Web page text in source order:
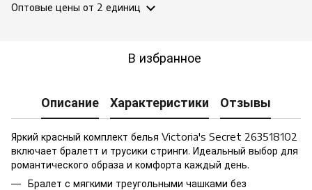
Оптовые цены от 2 единиц
В избранное
Описание Характеристики Отзывы
Яркий красный комплект белья Victoria's Secret 263518102
включает бралетт и трусики стринги. Идеальный выбор для
романтического образа и комфорта каждый день.
Бралет с мягкими треугольными чашками без